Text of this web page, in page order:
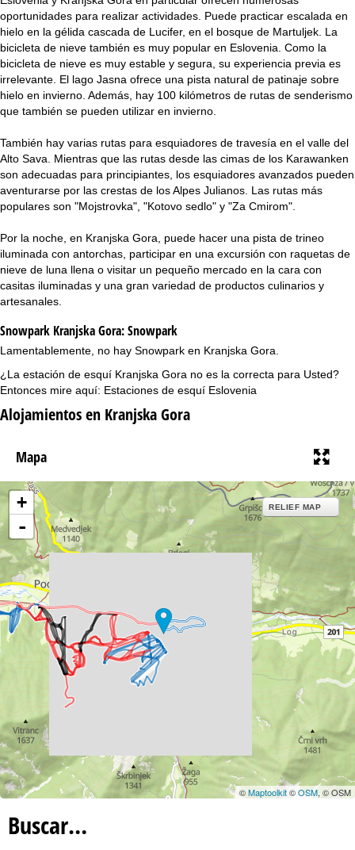
oportunidades para realizar actividades. Puede practicar escalada en
hielo en la gélida cascada de Lucifer, en el bosque de Martuljek. La
bicicleta de nieve también es muy popular en Eslovenia. Como la
bicicleta de nieve es muy estable y segura, su experiencia previa es
irrelevante. El lago Jasna ofrece una pista natural de patinaje sobre
hielo en invierno. Además, hay 100 kilómetros de rutas de senderismo
que también se pueden utilizar en invierno.
También hay varias rutas para esquiadores de travesía en el valle del
Alto Sava. Mientras que las rutas desde las cimas de los Karawanken
son adecuadas para principiantes, los esquiadores avanzados pueden
aventurarse por las crestas de los Alpes Julianos. Las rutas más
populares son "Mojstrovka", "Kotovo sedlo" y "Za Cmirom".
Por la noche, en Kranjska Gora, puede hacer una pista de trineo
iluminada con antorchas, participar en una excursión con raquetas de
nieve de luna llena o visitar un pequeño mercado en la cara con
casitas iluminadas y una gran variedad de productos culinarios y
artesanales.
Snowpark Kranjska Gora:Snowpark
Lamentablemente, no hay Snowpark en Kranjska Gora.
¿La estación de esquí Kranjska Gora no es la correcta para Usted?
Entonces mire aquí: Estaciones de esquí Eslovenia
Alojamientos en Kranjska Gora
Mapa
+
-
RELIEF MAP
©Maptoolkit©OSM, © OSM
Buscar…